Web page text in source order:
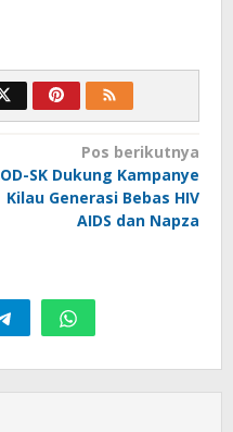
Pos berikutnya
OD-SK Dukung Kampanye
Kilau Generasi Bebas HIV
AIDS dan Napza